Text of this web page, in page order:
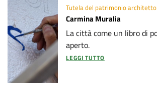
r
d
i
a
Tutela del patrimonio
Carmina Muralia
La città come un libro di
aperto.
LEGGI TUTTO